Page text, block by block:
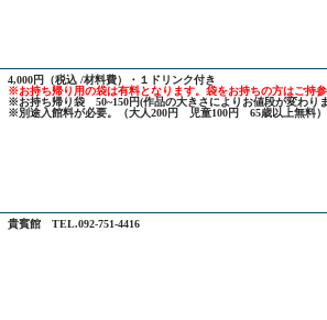
4,000円（税込 /材料費）・１ドリンク付き
※お持ち帰り用の袋は有料となります。袋をお持ちの方はご持
※お持ち帰り袋 50~150円(作品の大きさによりお値段が変わり
※別途入館料が必要。（大人200円 児童100円 65歳以上無料）
貴賓館 TEL.092-751-4416